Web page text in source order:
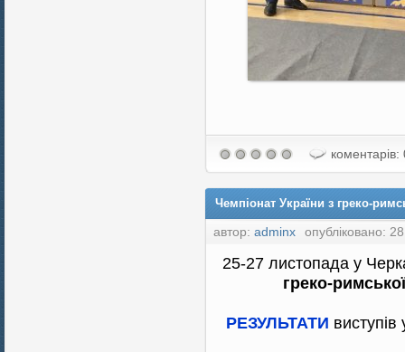
коментарів:
Чемпіонат України з греко-
автор: adminx опубліковано:
25-27 листопада у
греко-
РЕЗУЛЬТАТИ виступів